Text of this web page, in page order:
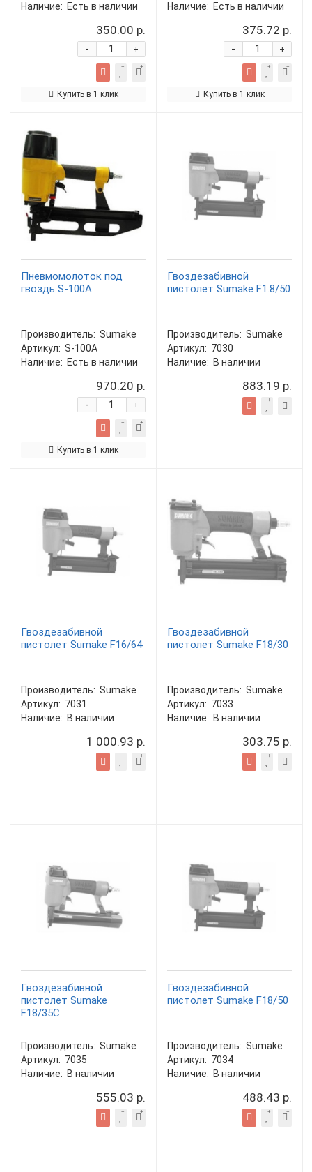
Наличие: Есть в наличии
350.00 р.
+
-
Купить в 1 клик
Наличие: Есть в наличии
375.72 р.
+
-
Купить в 1 клик
Пневмомолоток под
гвоздь S-100A
Производитель: Sumake
Артикул: S-100A
Наличие: Есть в наличии
970.20 р.
+
-
Купить в 1 клик
Гвоздезабивной
пистолет Sumake F1.8/50
Производитель: Sumake
Артикул: 7030
Наличие: В наличии
883.19 р.
Гвоздезабивной
пистолет Sumake F16/64
Производитель: Sumake
Артикул: 7031
Наличие: В наличии
1 000.93 р.
Гвоздезабивной
пистолет Sumake F18/30
Производитель: Sumake
Артикул: 7033
Наличие: В наличии
303.75 р.
Гвоздезабивной
пистолет Sumake
F18/35C
Производитель: Sumake
Артикул: 7035
Наличие: В наличии
555.03 р.
Гвоздезабивной
пистолет Sumake F18/50
Производитель: Sumake
Артикул: 7034
Наличие: В наличии
488.43 р.